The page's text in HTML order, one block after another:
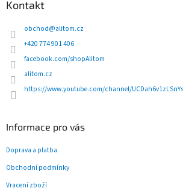
y
Kontakt
obchod@alitom.cz
+420 774 901 406
facebook.com/shopAlitom
alitom.cz
https://www.youtube.com/channel/
Informace pro vás
Doprava a platba
Obchodní podmínky
Vracení zboží